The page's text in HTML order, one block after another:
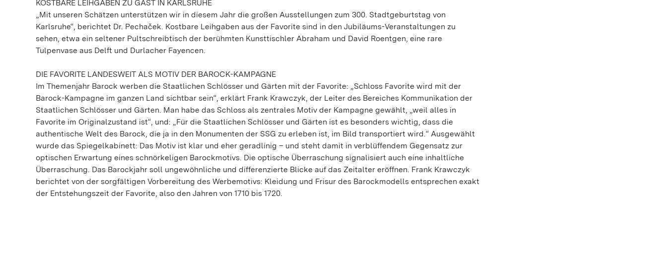
KOSTBARE LEIHGABEN ZU GAST IN KARLSRUHE
„Mit unseren Schätzen unterstützen wir in diesem Jahr die großen Ausstellungen zum 300. Stadtgeburtstag von
Karlsruhe“, berichtet Dr. Pechaček. Kostbare Leihgaben aus der Favorite sind in den Jubiläums-Veranstaltungen zu
sehen, etwa ein seltener Pultschreibtisch der berühmten Kunsttischler Abraham und David Roentgen, eine rare
Tulpenvase aus Delft und Durlacher Fayencen.
DIE FAVORITE LANDESWEIT ALS MOTIV DER BAROCK-KAMPAGNE
Im Themenjahr Barock werben die Staatlichen Schlösser und Gärten mit der Favorite: „Schloss Favorite wird mit der
Barock-Kampagne im ganzen Land sichtbar sein“, erklärt Frank Krawczyk, der Leiter des Bereiches Kommunikation der
Staatlichen Schlösser und Gärten. Man habe das Schloss als zentrales Motiv der Kampagne gewählt, „weil alles in
Favorite im Originalzustand ist“, und: „Für die Staatlichen Schlösser und Gärten ist es besonders wichtig, dass die
authentische Welt des Barock, die ja in den Monumenten der SSG zu erleben ist, im Bild transportiert wird.“ Ausgewählt
wurde das Spiegelkabinett: Das Motiv ist klar und eher geradlinig – und steht damit in verblüffendem Gegensatz zur
optischen Erwartung eines schnörkeligen Barockmotivs. Die optische Überraschung signalisiert auch eine inhaltliche
Überraschung. Das Barockjahr soll ungewöhnliche und differenzierte Blicke auf das Zeitalter eröffnen. Frank Krawczyk
berichtet von der sorgfältigen Vorbereitung des Werbemotivs: Kleidung und Frisur des Barockmodells entsprechen exakt
der Entstehungszeit der Favorite, also den Jahren von 1710 bis 1720.